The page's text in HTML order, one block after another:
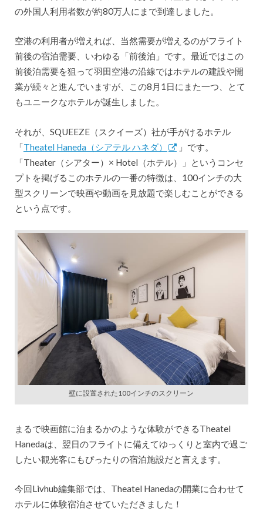
の外国人利用者数が約80万人にまで到達しました。
空港の利用者が増えれば、当然需要が増えるのがフライト
前後の宿泊需要、いわゆる「前後泊」です。最近ではこの
前後泊需要を狙って羽田空港の沿線ではホテルの建設や開
業が続々と進んでいますが、この8月1日にまた一つ、とて
もユニークなホテルが誕生しました。
それが、SQUEEZE（スクイーズ）社が手がけるホテル
「Theatel Haneda（シアテル ハネダ）
」です。
「Theater（シアター）× Hotel（ホテル）」というコンセ
プトを掲げるこのホテルの一番の特徴は、100インチの大
型スクリーンで映画や動画を見放題で楽しむことができる
という点です。
壁に設置された100インチのスクリーン
まるで映画館に泊まるかのような体験ができるTheatel
Hanedaは、翌日のフライトに備えてゆっくりと室内で過ご
したい観光客にもぴったりの宿泊施設だと言えます。
今回Livhub編集部では、Theatel Hanedaの開業に合わせて
ホテルに体験宿泊させていただきました！